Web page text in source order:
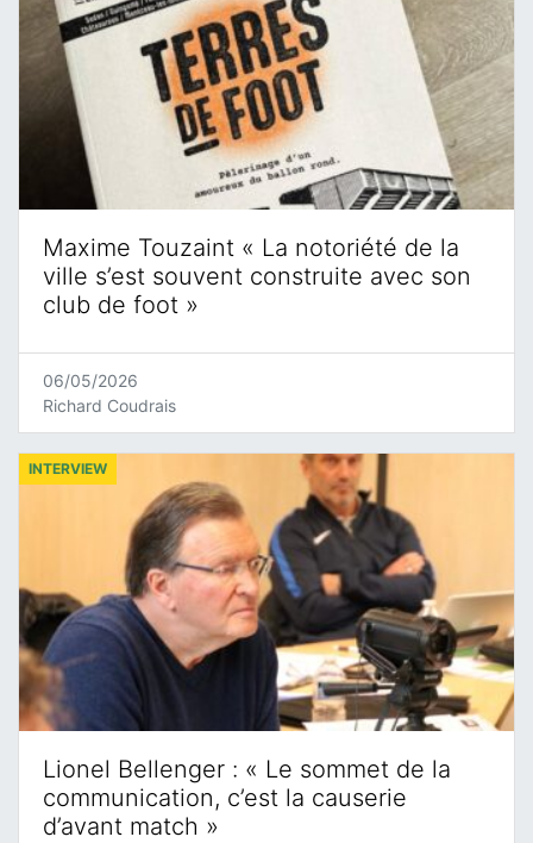
Maxime Touzaint « La notoriété de la
ville s’est souvent construite avec son
club de foot »
06/05/2026
Richard Coudrais
Lionel Bellenger : « Le sommet de la
communication, c’est la causerie
d’avant match »
INTERVIEW